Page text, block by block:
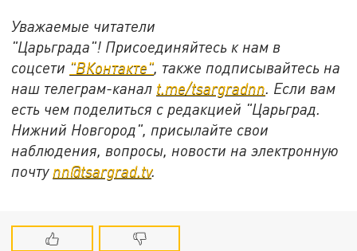
Уважаемые читатели
"Царьграда"! Присоединяйтесь к нам в
соцсети "ВКонтакте", также подписывайтесь на
наш телеграм-канал t.me/tsargradnn. Если вам
есть чем поделиться с редакцией "Царьград.
Нижний Новгород", присылайте свои
наблюдения, вопросы, новости на электронную
почту nn@tsargrad.tv.